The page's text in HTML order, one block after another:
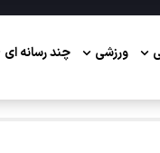
ورزشی چند رسانه ای